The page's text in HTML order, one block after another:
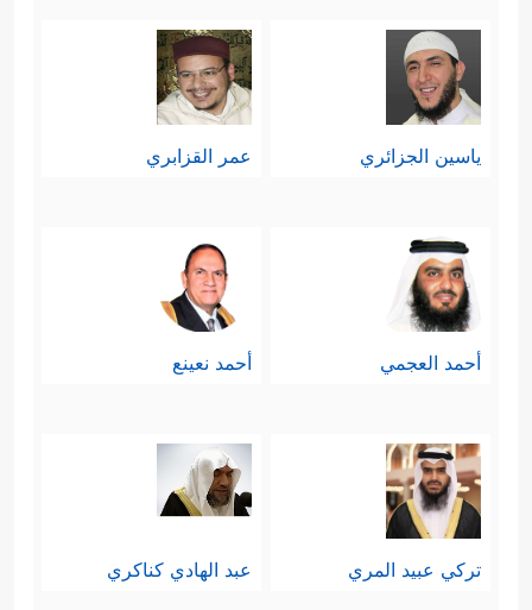
ياسين الجزائري عمر القزابري
أحمد العجمي أحمد نعينع
تركي عبيد المري عبد الهادي كناكري